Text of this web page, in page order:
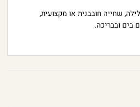
שחייה חובבנית או מקצועית,
בים ובבריכה.